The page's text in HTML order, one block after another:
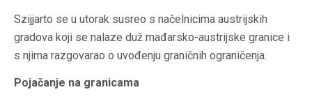
Szijjarto se u utorak susreo s načelnicima austrijskih
gradova koji se nalaze duž mađarsko-austrijske granice i
s njima razgovarao o uvođenju graničnih ograničenja.
Pojačanje na granicama